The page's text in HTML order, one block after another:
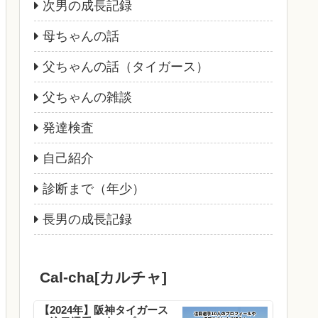
次男の成長記録
母ちゃんの話
父ちゃんの話（タイガース）
父ちゃんの雑談
発達検査
自己紹介
診断まで（年少）
長男の成長記録
Cal-cha[カルチャ]
【2024年】阪神タイガース